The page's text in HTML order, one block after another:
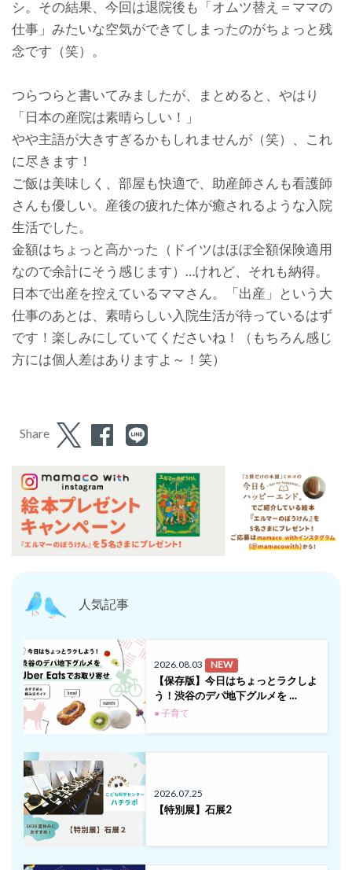
シ。その結果、今回は退院後も「オムツ替え＝ママの
仕事」みたいな空気ができてしまったのがちょっと残
念です（笑）。
つらつらと書いてみましたが、まとめると、やはり
「日本の産院は素晴らしい！」
やや主語が大きすぎるかもしれませんが（笑）、これ
に尽きます！
ご飯は美味しく、部屋も快適で、助産師さんも看護師
さんも優しい。産後の疲れた体が癒されるような入院
生活でした。
金額はちょっと高かった（ドイツはほぼ全額保険適用
なので余計にそう感じます）…けれど、それも納得。
日本で出産を控えているママさん。「出産」という大
仕事のあとは、素晴らしい入院生活が待っているはず
です！楽しみにしていてくださいね！（もちろん感じ
方には個人差はありますよ～！笑）
Share
人気記事
2026.08.03 NEW
【保存版】今日はちょっとラクしよ
う！渋谷のデパ地下グルメを …
● 子育て
2026.07.25
【特別展】石展2